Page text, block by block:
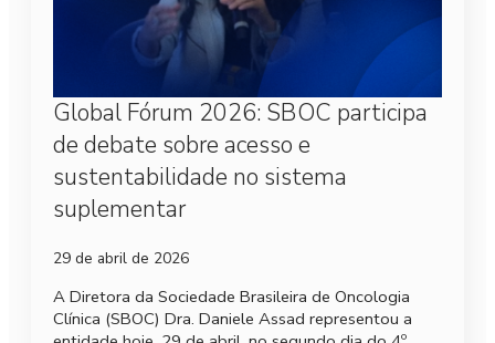
Global Fórum 2026: SBOC participa
de debate sobre acesso e
sustentabilidade no sistema
suplementar
29 de abril de 2026
A Diretora da Sociedade Brasileira de Oncologia
Clínica (SBOC) Dra. Daniele Assad representou a